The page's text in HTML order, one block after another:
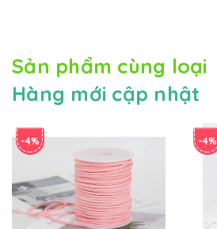
Sản phẩm cùng loại
Hàng mới cập nhật
-4% -4%